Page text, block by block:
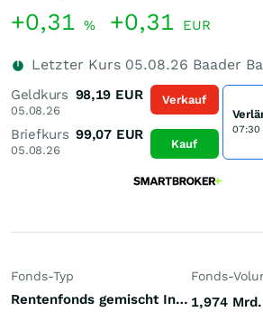
+0,31 % +0,31 EUR
Letzter Kurs 05.08.26 Baader
Geldkurs
05.08.26
98,19 EUR
Briefkurs
05.08.26
99,07 EUR
Verkauf
Kauf
07:30
Fonds-Typ
Rentenfonds gemischt Investment Grade Europa Euro
Fonds-
1,974 Mrd.